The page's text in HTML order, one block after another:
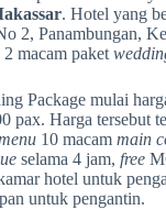
. Hotel yang
2, Panambungan,
macam paket
Package mulai
pax. Harga tersebut
10 macam main
selama 4 jam, free
hotel untuk
untuk pengantin.